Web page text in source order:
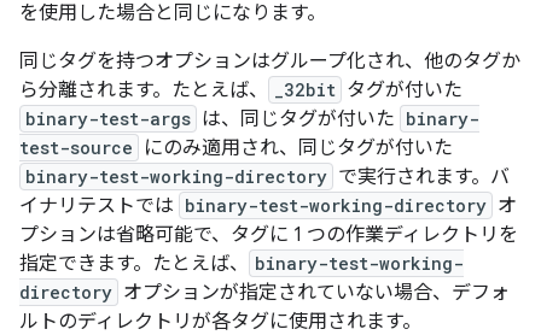
を使用した場合と同じになります。
同じタグを持つオプションはグループ化され、他のタグか
ら分離されます。たとえば、
_32bit タグが付いた
binary-test-args は、同じタグが付いた binary-
test-source
にのみ適用され、同じタグが付いた
binary-test-working-directory で実行されます。バ
イナリテストでは binary-test-working-directory オ
プションは省略可能で、タグに 1 つの作業ディレクトリを
指定できます。たとえば、
binary-test-working-
directory オプションが指定されていない場合、デフォ
ルトのディレクトリが各タグに使用されます。